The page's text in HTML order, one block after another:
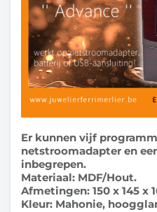
Er kunnen vijf
netstroomadapter en
inbegrepen.
Materiaal: MDF/Hout.
Afmetingen: 150 x 145 x
Kleur: Mahonie,